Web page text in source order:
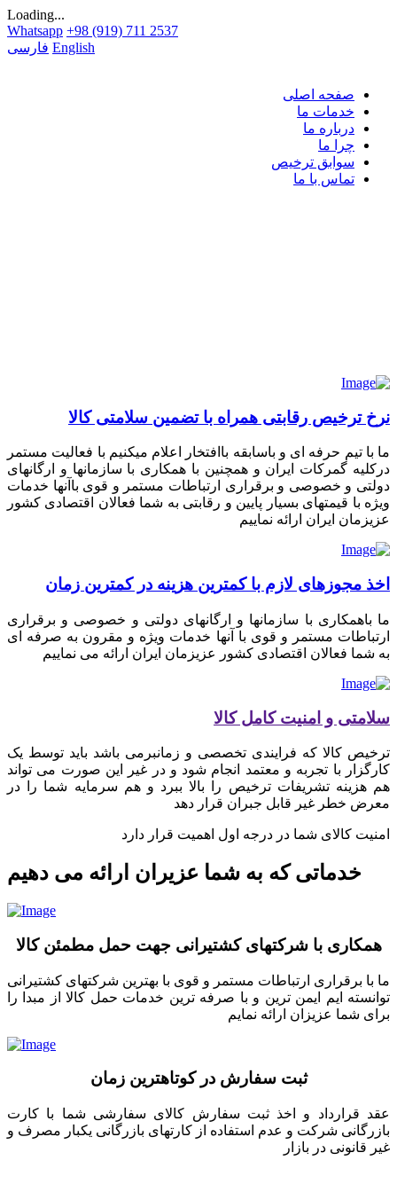
Loading...
Whatsapp +98 (919) 711 2537
فارسی English
صفحه اصلی
خدمات ما
درباره ما
چرا ما
سوابق ترخیص
تماس با ما
نرخ ترخیص رقابتی همراه با تضمین سلامتی کالا
ما با تیم حرفه ای و باسابقه باافتخار اعلام میکنیم با فعالیت مستمر
درکلیه گمرکات ایران و همچنین با همکاری با سازمانها و ارگانهای
دولتی و خصوصی و برقراری ارتباطات مستمر و قوی باآنها خدمات
ویژه با قیمتهای بسیار پایین و رقابتی به شما فعالان اقتصادی کشور
عزیزمان ایران ارائه نماییم
اخذ مجوزهای لازم با کمترین هزینه در کمترین زمان
ما باهمکاری با سازمانها و ارگانهای دولتی و خصوصی و برقراری
ارتباطات مستمر و قوی با آنها خدمات ویژه و مقرون به صرفه ای
به شما فعالان اقتصادی کشور عزیزمان ایران ارائه می نماییم
سلامتی و امنیت کامل کالا
ترخیص کالا که فرایندی تخصصی و زمانبرمی باشد باید توسط یک
کارگزار با تجربه و معتمد انجام شود و در غیر این صورت می تواند
هم هزینه تشریفات ترخیص را بالا ببرد و هم سرمایه شما را در
معرض خطر غیر قابل جبران قرار دهد
امنیت کالای شما در درجه اول اهمیت قرار دارد
خدماتی که به شما عزیران ارائه می دهیم
همکاری با شرکتهای کشتیرانی جهت حمل مطمئن کالا
ما با برقراری ارتباطات مستمر و قوی با بهترین شرکتهای کشتیرانی
توانسته ایم ایمن ترین و با صرفه ترین خدمات حمل کالا از مبدا را
برای شما عزیزان ارائه نمایم
ثبت سفارش در کوتاهترین زمان
عقد قرارداد و اخذ ثبت سفارش کالای سفارشی شما با کارت
بازرگانی شرکت و عدم استفاده از کارتهای بازرگانی یکبار مصرف و
غیر قانونی در بازار